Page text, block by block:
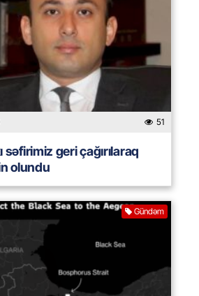
51
səfirimiz geri çağırılaraq
olundu
Gündəm